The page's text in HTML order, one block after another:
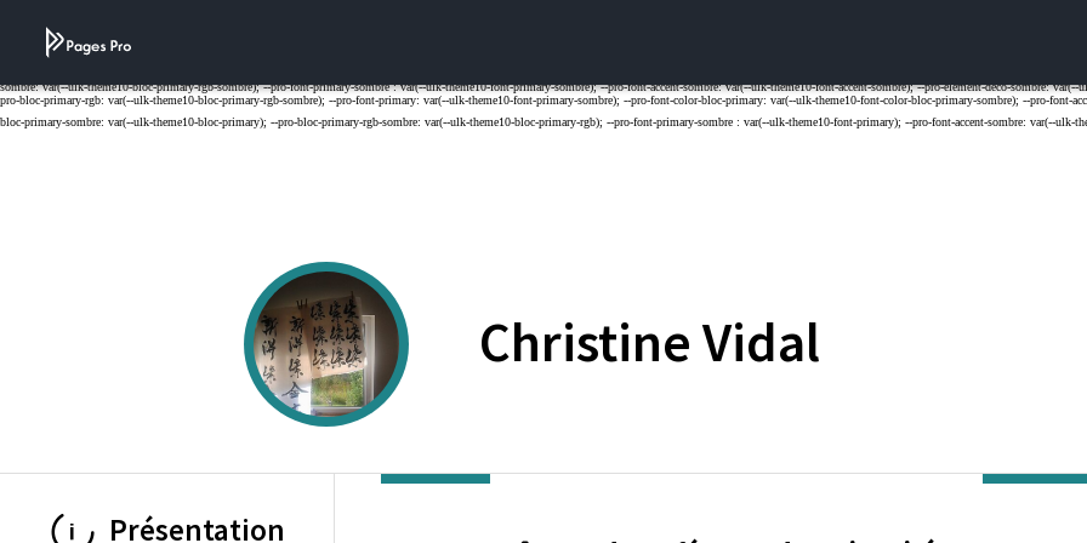
ChristineVidal
Présentation